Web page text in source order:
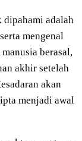
adalah
mengenal
berasal,
akhir setelah
akan
menjadi awal